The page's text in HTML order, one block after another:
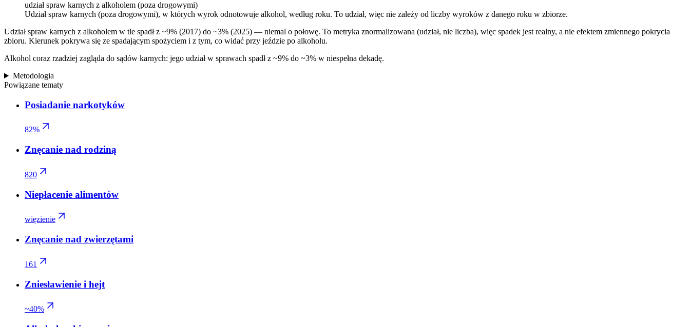
udział spraw karnych z alkoholem (poza drogowymi)
Udział spraw karnych (poza drogowymi), w których wyrok odnotowuje alkohol, według roku. To udział, więc nie zależy od liczby wyroków z danego roku w zbiorze.
Udział spraw karnych z alkoholem w tle spadł z ~9% (2017) do ~3% (2025) — niemal o połowę. To metryka znormalizowana (udział, nie liczba), więc spadek jest realny, a nie efektem zmiennego pokrycia
zbioru. Kierunek pokrywa się ze spadającym spożyciem i z tym, co widać przy jeździe po alkoholu.
Alkohol coraz rzadziej zagląda do sądów karnych: jego udział w sprawach spadł z ~9% do ~3% w niespełna dekadę.
Metodologia
Powiązane tematy
Posiadanie narkotyków
82%
Znęcanie nad rodziną
820
Niepłacenie alimentów
więzienie
Znęcanie nad zwierzętami
161
Zniesławienie i hejt
~40%